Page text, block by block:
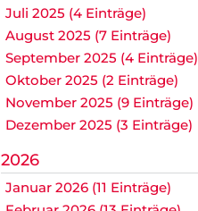
Juli 2025 (4 Einträge)
August 2025 (7 Einträge)
September 2025 (4 Einträge)
Oktober 2025 (2 Einträge)
November 2025 (9 Einträge)
Dezember 2025 (3 Einträge)
2026
Januar 2026 (11 Einträge)